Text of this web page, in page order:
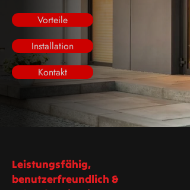
Vorteile
Installation
Kontakt
Leistungsfähig,
benutzerfreundlich &